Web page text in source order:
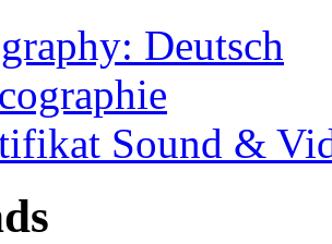
Deutsch
Sound &